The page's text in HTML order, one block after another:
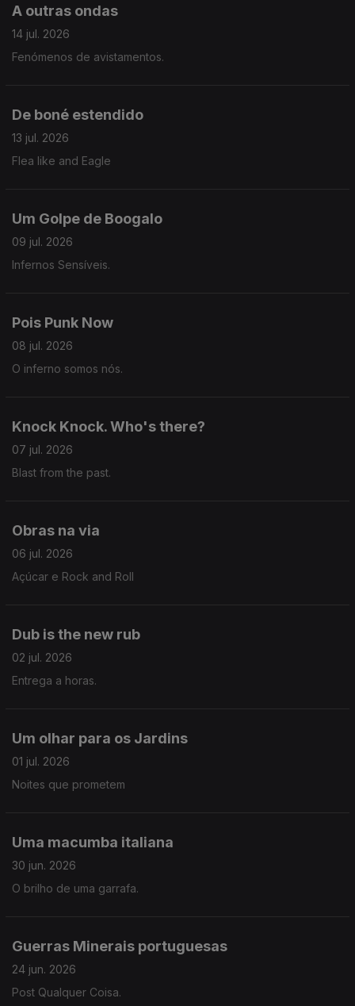
A outras ondas
14 jul. 2026
Fenómenos de avistamentos.
De boné estendido
13 jul. 2026
Flea like and Eagle
Um Golpe de Boogalo
09 jul. 2026
Infernos Sensíveis.
Pois Punk Now
08 jul. 2026
O inferno somos nós.
Knock Knock. Who's there?
07 jul. 2026
Blast from the past.
Obras na via
06 jul. 2026
Açúcar e Rock and Roll
Dub is the new rub
02 jul. 2026
Entrega a horas.
Um olhar para os Jardins
01 jul. 2026
Noites que prometem
Uma macumba italiana
30 jun. 2026
O brilho de uma garrafa.
Guerras Minerais portuguesas
24 jun. 2026
Post Qualquer Coisa.